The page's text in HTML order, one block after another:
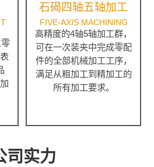
石碣四轴五轴加工
FIVE-AXIS MACHINING
高精度的4轴5轴加工群，
可在一次装夹中完成零配
件的全部机械加工工序，
满足从粗加工到精加工的
所有加工要求。
司实力